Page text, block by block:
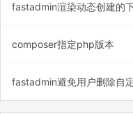
fastadmin渲染动态创建的
composer指定php版本
fastadmin避免用户删除自